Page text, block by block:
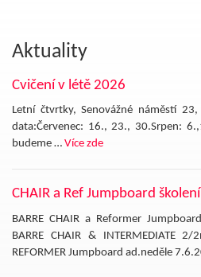
Aktuality
Cvičení v létě 2026
Letní čtvrtky, Senovážné náměstí
data:Červenec: 16., 23., 30.Srpen:
budeme … Více zde
CHAIR a Ref Jumpboard
BARRE CHAIR a Reformer
BARRE CHAIR & INTERMEDIATE
REFORMER Jumpboard ad.neděle